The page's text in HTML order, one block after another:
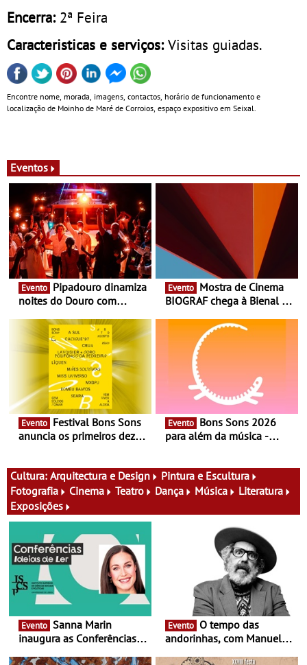
Encerra: 2ª Feira
Caracteristicas e serviços:Visitas guiadas.
Encontre nome, morada, imagens, contactos, horário de funcionamento e
localização de Moinho de Maré de Corroios, espaço expositivo em Seixal.
Eventos
Evento
noites do Douro com
vinho, gastronomia e
música
Evento
BIOGRAF chega à Bienal de
Documentário, ensaio
fílmico e práticas artísticas
Evento
anuncia os primeiros dez
Evento
para além da música -
atividades para toda a
família e muito mais
Cultura: Arquitectura e Design
Pintura e Escultura
Fotografia
Cinema Teatro Dança Música
Literatura
Exposições
Evento
inaugura as Conferências
Evento
andorinhas, com Manuel